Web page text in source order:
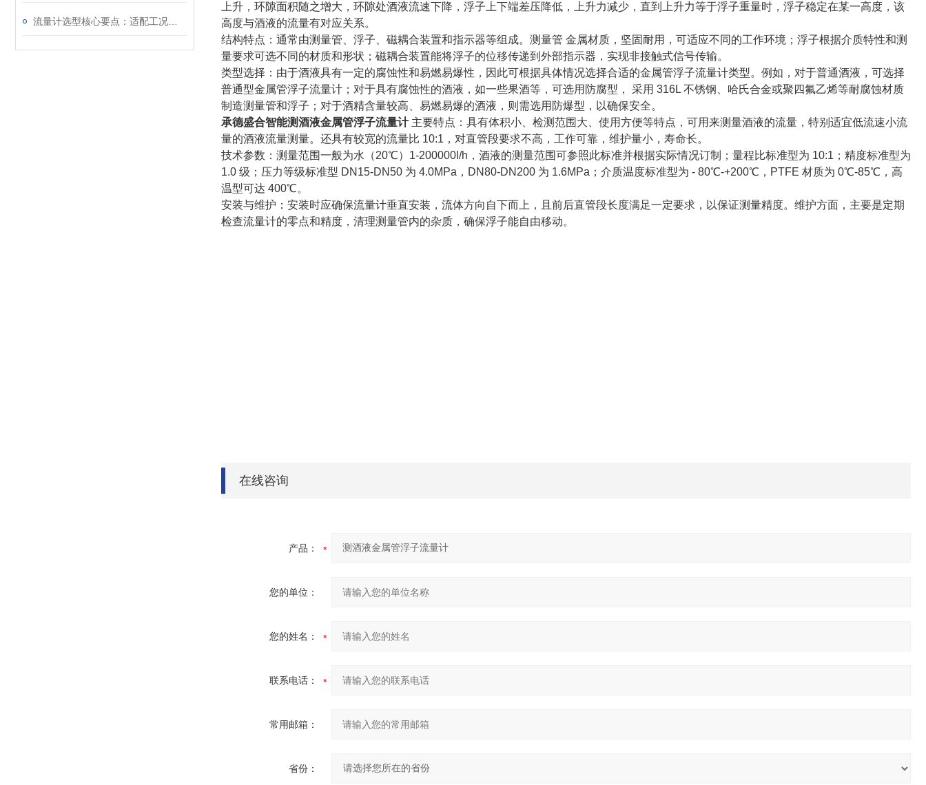
上升，环隙面积随之增大，环隙处酒液流速下降，浮子上下端差压降低，上升力减少，直到上升力等于浮子重量时，浮子稳定在某一高度，该
高度与酒液的流量有对应关系。
结构特点：通常由测量管、浮子、磁耦合装置和指示器等组成。测量管 金属材质，坚固耐用，可适应不同的工作环境；浮子根据介质特性和测
量要求可选不同的材质和形状；磁耦合装置能将浮子的位移传递到外部指示器，实现非接触式信号传输。
类型选择：由于酒液具有一定的腐蚀性和易燃易爆性，因此可根据具体情况选择合适的金属管浮子流量计类型。例如，对于普通酒液，可选择
普通型金属管浮子流量计；对于具有腐蚀性的酒液，如一些果酒等，可选用防腐型， 采用 316L 不锈钢、哈氏合金或聚四氟乙烯等耐腐蚀材质
制造测量管和浮子；对于酒精含量较高、易燃易爆的酒液，则需选用防爆型，以确保安全。
承德盛合智能测酒液金属管浮子流量计主要特点：具有体积小、检测范围大、使用方便等特点，可用来测量酒液的流量，特别适宜低流速小流
量的酒液流量测量。还具有较宽的流量比 10:1，对直管段要求不高，工作可靠，维护量小，寿命长。
技术参数：测量范围一般为水（20℃）1-200000l/h，酒液的测量范围可参照此标准并根据实际情况订制；量程比标准型为 10:1；精度标准型为
1.0 级；压力等级标准型 DN15-DN50 为 4.0MPa，DN80-DN200 为 1.6MPa；介质温度标准型为 - 80℃-+200℃，PTFE 材质为 0℃-85℃，高
温型可达 400℃。
安装与维护：安装时应确保流量计垂直安装，流体方向自下而上，且前后直管段长度满足一定要求，以保证测量精度。维护方面，主要是定期
检查流量计的零点和精度，清理测量管内的杂质，确保浮子能自由移动。
在线咨询
产品：
您的单位：
您的姓名：
联系电话：
常用邮箱：
省份：